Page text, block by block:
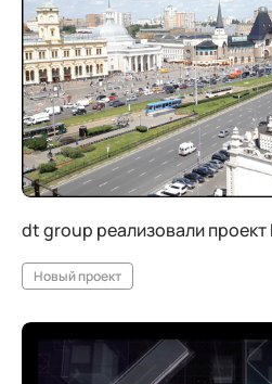
dt group реализовали
Новый проект